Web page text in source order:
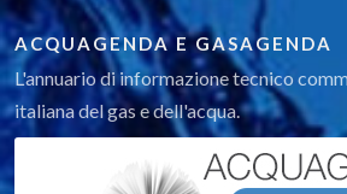
ACQUAGENDA E GASAGENDA
L'annuario di informazione tecnico
italiana del gas e dell'acqua.